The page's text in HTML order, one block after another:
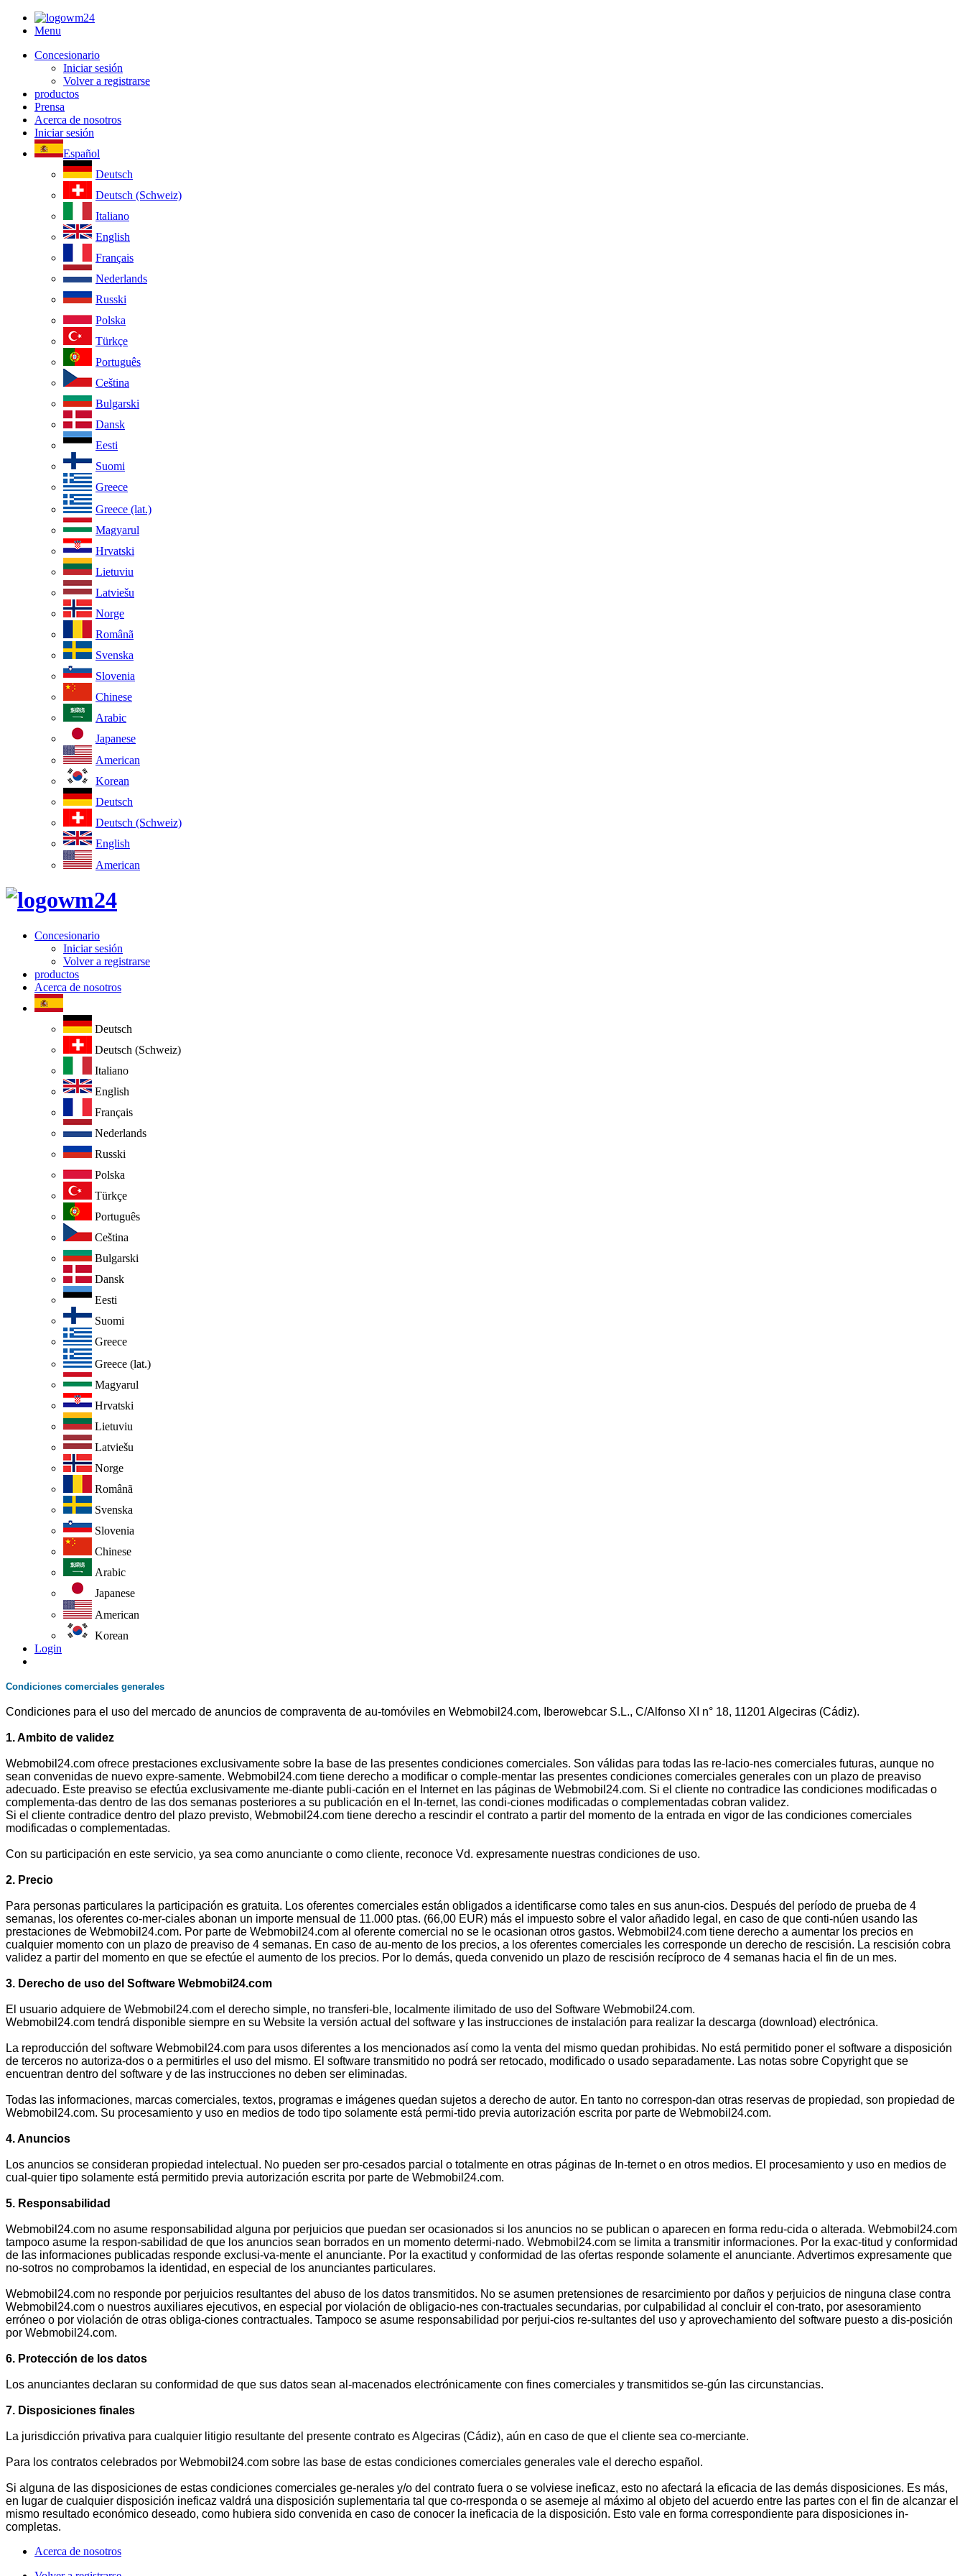
Menu
Concesionario
Iniciar sesión
Volver a registrarse
productos
Prensa
Acerca de nosotros
Iniciar sesión
Español
Deutsch
Deutsch (Schweiz)
Italiano
English
Français
Nederlands
Russki
Polska
Türkçe
Português
Ceština
Bulgarski
Dansk
Eesti
Suomi
Greece
Greece (lat.)
Magyarul
Hrvatski
Lietuviu
Latviešu
Norge
Românã
Svenska
Slovenia
Chinese
Arabic
Japanese
American
Korean
Deutsch
Deutsch (Schweiz)
English
American
Concesionario
Iniciar sesión
Volver a registrarse
productos
Acerca de nosotros
Deutsch
Deutsch (Schweiz)
Italiano
English
Français
Nederlands
Russki
Polska
Türkçe
Português
Ceština
Bulgarski
Dansk
Eesti
Suomi
Greece
Greece (lat.)
Magyarul
Hrvatski
Lietuviu
Latviešu
Norge
Românã
Svenska
Slovenia
Chinese
Arabic
Japanese
American
Korean
Login
Condiciones comerciales generales
Condiciones para el uso del mercado de anuncios de compraventa de au-tomóviles en Webmobil24.com, Iberowebcar S.L., C/Alfonso XI n° 18, 11201 Algeciras (Cádiz).
1. Ambito de validez
Webmobil24.com ofrece prestaciones exclusivamente sobre la base de las presentes condiciones comerciales. Son válidas para todas las re-lacio-nes comerciales futuras, aunque no
sean convenidas de nuevo expre-samente. Webmobil24.com tiene derecho a modificar o comple-mentar las presentes condiciones comerciales generales con un plazo de preaviso
adecuado. Este preaviso se efectúa exclusivamente me-diante publi-cación en el Internet en las páginas de Webmobil24.com. Si el cliente no contradice las condiciones modificadas o
complementa-das dentro de las dos semanas posteriores a su publicación en el In-ternet, las condi-ciones modificadas o complementadas cobran validez.
Si el cliente contradice dentro del plazo previsto, Webmobil24.com tiene derecho a rescindir el contrato a partir del momento de la entrada en vigor de las condiciones comerciales
modificadas o complementadas.
Con su participación en este servicio, ya sea como anunciante o como cliente, reconoce Vd. expresamente nuestras condiciones de uso.
2. Precio
Para personas particulares la participación es gratuita. Los oferentes comerciales están obligados a identificarse como tales en sus anun-cios. Después del período de prueba de 4
semanas, los oferentes co-mer-ciales abonan un importe mensual de 11.000 ptas. (66,00 EUR) más el impuesto sobre el valor añadido legal, en caso de que conti-núen usando las
prestaciones de Webmobil24.com. Por parte de Webmobil24.com al oferente comercial no se le ocasionan otros gastos. Webmobil24.com tiene derecho a aumentar los precios en
cualquier momento con un plazo de preaviso de 4 semanas. En caso de au-mento de los precios, a los oferentes comerciales les corresponde un derecho de rescisión. La rescisión cobra
validez a partir del momento en que se efectúe el aumento de los precios. Por lo demás, queda convenido un plazo de rescisión recíproco de 4 semanas hacia el fin de un mes.
3. Derecho de uso del Software Webmobil24.com
El usuario adquiere de Webmobil24.com el derecho simple, no transferi-ble, localmente ilimitado de uso del Software Webmobil24.com.
Webmobil24.com tendrá disponible siempre en su Website la versión actual del software y las instrucciones de instalación para realizar la descarga (download) electrónica.
La reproducción del software Webmobil24.com para usos diferentes a los mencionados así como la venta del mismo quedan prohibidas. No está permitido poner el software a disposición
de terceros no autoriza-dos o a permitirles el uso del mismo. El software transmitido no podrá ser retocado, modificado o usado separadamente. Las notas sobre Copyright que se
encuentran dentro del software y de las instrucciones no deben ser eliminadas.
Todas las informaciones, marcas comerciales, textos, programas e imágenes quedan sujetos a derecho de autor. En tanto no correspon-dan otras reservas de propiedad, son propiedad de
Webmobil24.com. Su procesamiento y uso en medios de todo tipo solamente está permi-tido previa autorización escrita por parte de Webmobil24.com.
4. Anuncios
Los anuncios se consideran propiedad intelectual. No pueden ser pro-cesados parcial o totalmente en otras páginas de In-ternet o en otros medios. El procesamiento y uso en medios de
cual-quier tipo solamente está permitido previa autorización escrita por parte de Webmobil24.com.
5. Responsabilidad
Webmobil24.com no asume responsabilidad alguna por perjuicios que puedan ser ocasionados si los anuncios no se publican o aparecen en forma redu-cida o alterada. Webmobil24.com
tampoco asume la respon-sabilidad de que los anuncios sean borrados en un momento determi-nado. Webmobil24.com se limita a transmitir informaciones. Por la exac-titud y conformidad
de las informaciones publicadas responde exclusi-va-mente el anunciante. Por la exactitud y conformidad de las ofertas responde solamente el anunciante. Advertimos expresamente que
no-sotros no comprobamos la identidad, en especial de los anunciantes particulares.
Webmobil24.com no responde por perjuicios resultantes del abuso de los datos transmitidos. No se asumen pretensiones de resarcimiento por daños y perjuicios de ninguna clase contra
Webmobil24.com o nuestros auxiliares ejecutivos, en especial por violación de obligacio-nes con-tractuales secundarias, por culpabilidad al concluir el con-trato, por asesoramiento
erróneo o por violación de otras obliga-ciones contractuales. Tampoco se asume responsabilidad por perjui-cios re-sultantes del uso y aprovechamiento del software puesto a dis-posición
por Webmobil24.com.
6. Protección de los datos
Los anunciantes declaran su conformidad de que sus datos sean al-macenados electrónicamente con fines comerciales y transmitidos se-gún las circunstancias.
7. Disposiciones finales
La jurisdicción privativa para cualquier litigio resultante del presente contrato es Algeciras (Cádiz), aún en caso de que el cliente sea co-merciante.
Para los contratos celebrados por Webmobil24.com sobre las base de estas condiciones comerciales generales vale el derecho español.
Si alguna de las disposiciones de estas condiciones comerciales ge-nerales y/o del contrato fuera o se volviese ineficaz, esto no afectará la eficacia de las demás disposiciones. Es más,
en lugar de cualquier disposición ineficaz valdrá una disposición suplementaria tal que co-rresponda o se asemeje al máximo al objeto del acuerdo entre las partes con el fin de alcanzar el
mismo resultado económico deseado, como hubiera sido convenida en caso de conocer la ineficacia de la disposición. Esto vale en forma correspondiente para disposiciones in-
completas.
Acerca de nosotros